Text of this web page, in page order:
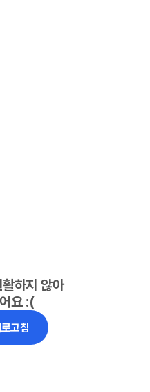
하지 않아
요 :(
고침